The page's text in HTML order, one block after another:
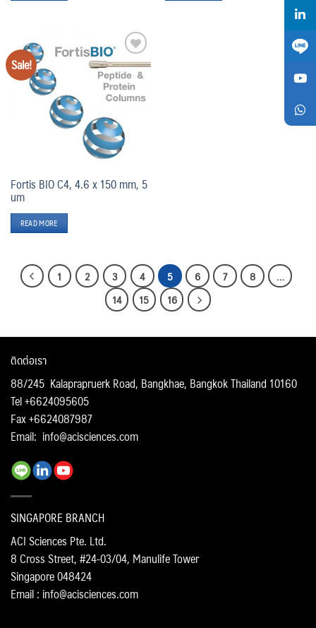
Sale! Add
to
wishlist
Fortis BIO C4, 4.6 x 150 mm, 5
um
READ MORE
1 2 3 4 5 6 7 8
…
14
15 16
ติดต่อเรา
88/245 Kalaprapruerk Road, Bangkhae, Bangkok Thailand 10160
Tel +6624095605
Fax +6624087987
Email: info@acisciences.com
SINGAPORE BRANCH
ACI Sciences Pte. Ltd.
8 Cross Street, #24-03/04, Manulife Tower
Singapore 048424
Email : info@acisciences.com